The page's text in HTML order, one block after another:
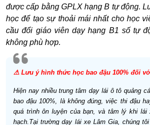
được cấp bằng GPLX hạng B tự động.
học để tạo sự thoải mái nhất cho học
cầu đổi giáo viên dạy hạng B1 số tự
không phù hợp.
⚠ Lưu ý hình thức học bao đậu 100% đối
Hiện nay nhiềutrung tâm dạy lái ô tô quảng
bao đậu 100%, là không đúng, việc thi đậu
quá trình ôn luyện của bạn, và tâm lý khi lái
hạch.Tại trường dạy lái xe Lâm Gia, chúng